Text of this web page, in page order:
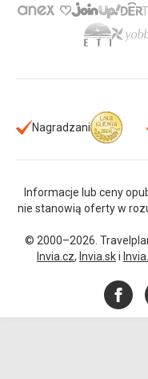
Nagradzani
Informacje lub ceny
nie stanowią oferty w
© 2000–2026.
Invia.cz, Invia.ski